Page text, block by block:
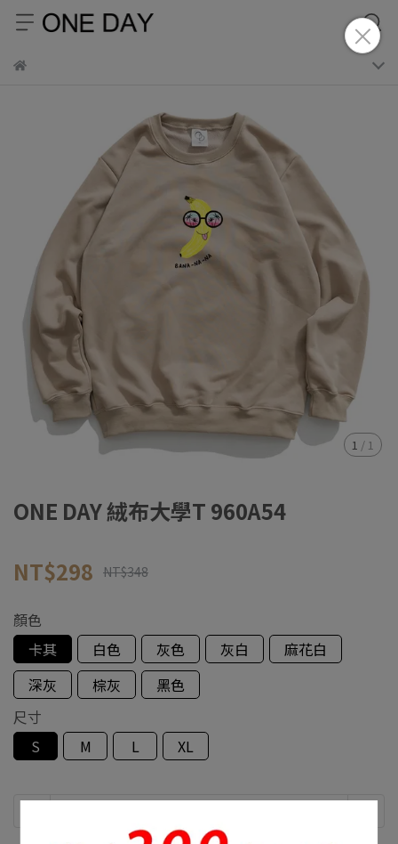
1 / 1
ONE DAY 絨布大學T 960A54
NT$298 NT$348
顏色
卡其
白色 灰色 灰白
麻花白
深灰
棕灰
黑色
尺寸
S
M L XL